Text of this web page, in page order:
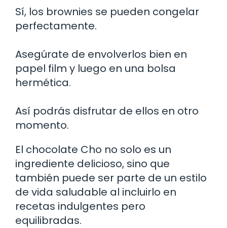
Sí, los brownies se pueden congelar
perfectamente.
Asegúrate de envolverlos bien en
papel film y luego en una bolsa
hermética.
Así podrás disfrutar de ellos en otro
momento.
El chocolate Cho no solo es un
ingrediente delicioso, sino que
también puede ser parte de un estilo
de vida saludable al incluirlo en
recetas indulgentes pero
equilibradas.